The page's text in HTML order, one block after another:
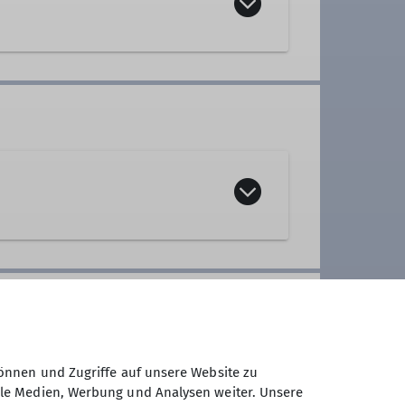
können und körperlich in
und Flachwanderungen (ca. 15
jährlich mindestens eine
und Zugriffe auf unsere Website zu
Medien, Werbung und Analysen weiter. Unsere